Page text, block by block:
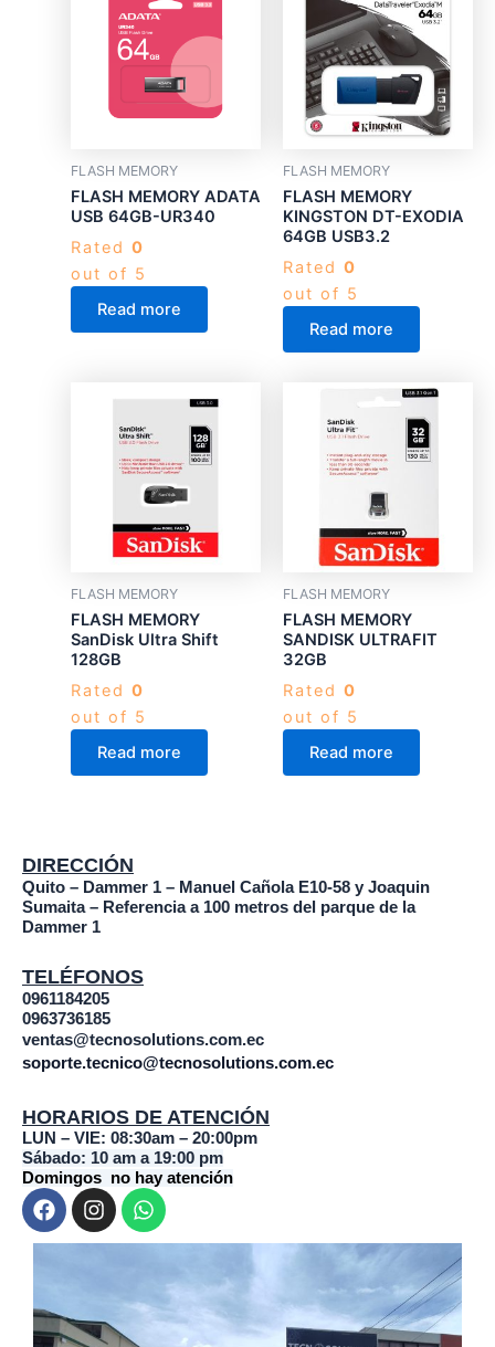
FLASH MEMORY
FLASH MEMORY ADATA
USB 64GB-UR340
Rated 0
out of 5
Read more
FLASH MEMORY
FLASH MEMORY
KINGSTON DT-EXODIA
64GB USB3.2
Rated 0
out of 5
Read more
FLASH MEMORY
FLASH MEMORY
SanDisk Ultra Shift
128GB
Rated 0
out of 5
Read more
FLASH MEMORY
FLASH MEMORY
SANDISK ULTRAFIT
32GB
Rated 0
out of 5
Read more
DIRECCIÓN
Quito – Dammer 1 – Manuel Cañola E10-58 y Joaquin
Sumaita – Referencia a 100 metros del parque de la
Dammer 1
TELÉFONOS
0961184205
0963736185
ventas@tecnosolutions.com.ec
soporte.tecnico@tecnosolutions.com.ec
HORARIOS DE ATENCIÓN
LUN – VIE: 08:30am – 20:00pm
Sábado: 10 am a 19:00 pm
Domingos no hay atención
F
a
c
o
o
I
n
s
r
W
h
a
a